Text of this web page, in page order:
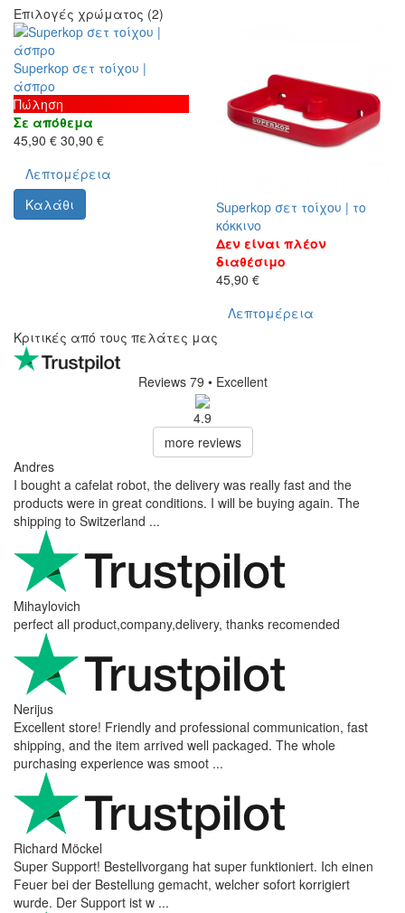
Επιλογές χρώματος (2)
Superkop σετ τοίχου |
άσπρο
Πώληση
Σε απόθεμα
45,90 € 30,90 €
Λεπτομέρεια
Καλάθι
Superkop σετ τοίχου | το
κόκκινο
Δεν είναι πλέον
διαθέσιμο
45,90 €
Λεπτομέρεια
Κριτικές από τους πελάτες μας
Reviews 79 • Excellent
4.9
more reviews
Andres
I bought a cafelat robot, the delivery was really fast and the
products were in great conditions. I will be buying again. The
shipping to Switzerland ...
Mihaylovich
perfect all product,company,delivery, thanks recomended
Nerijus
Excellent store! Friendly and professional communication, fast
shipping, and the item arrived well packaged. The whole
purchasing experience was smoot ...
Richard Möckel
Super Support! Bestellvorgang hat super funktioniert. Ich einen
Feuer bei der Bestellung gemacht, welcher sofort korrigiert
wurde. Der Support ist w ...